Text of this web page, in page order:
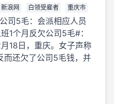
新浪网 白领受雇者 重庆市
司5毛：会派相应人员
1个月反欠公司5毛#：
18日，重庆。女子声称
而还欠了公司5毛钱，并